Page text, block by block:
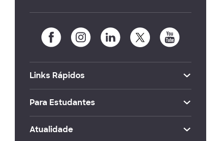
Links Rápidos
Para Estudantes
Atualidade